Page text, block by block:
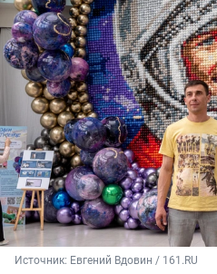
Источник: Евгений Вдовин / 161.RU